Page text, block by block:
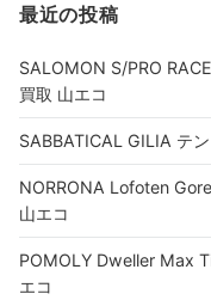
最近の投稿
SALOMON S/PRO
買取 山エコ
SABBATICAL GILIA テ
NORRONA Lofoten
山エコ
POMOLY Dweller Max
エコ